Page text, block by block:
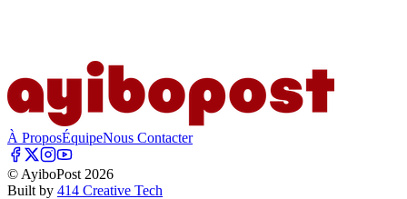
À ProposÉquipeNous Contacter
© AyiboPost 2026
Built by 414 Creative Tech